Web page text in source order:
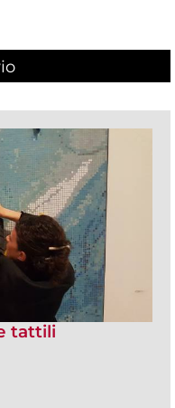
tattili